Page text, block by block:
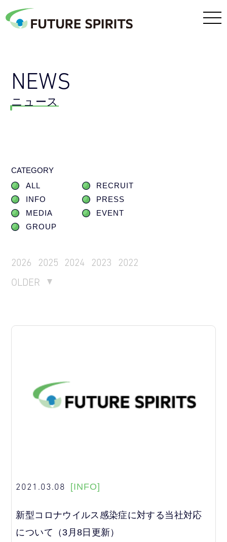
NEWS
ニュース
CATEGORY
ALL
RECRUIT
INFO
PRESS
MEDIA
EVENT
GROUP
2026 2025 2024 2023
2022
OLDER
2021.03.08 [INFO]
新型コロナウイルス感染症に対する当社対応
について（3月8日更新）